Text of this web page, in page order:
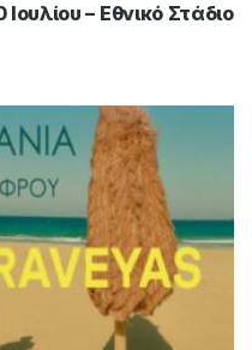
– Εθνικό Στάδιο